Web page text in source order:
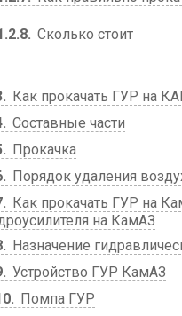
Сколько стоит
Как прокачать ГУР на
Составные части
Прокачка
Порядок удаления
Как прокачать ГУР на
на КамАЗ
Назначение
Устройство ГУР КамАЗ
Помпа ГУР